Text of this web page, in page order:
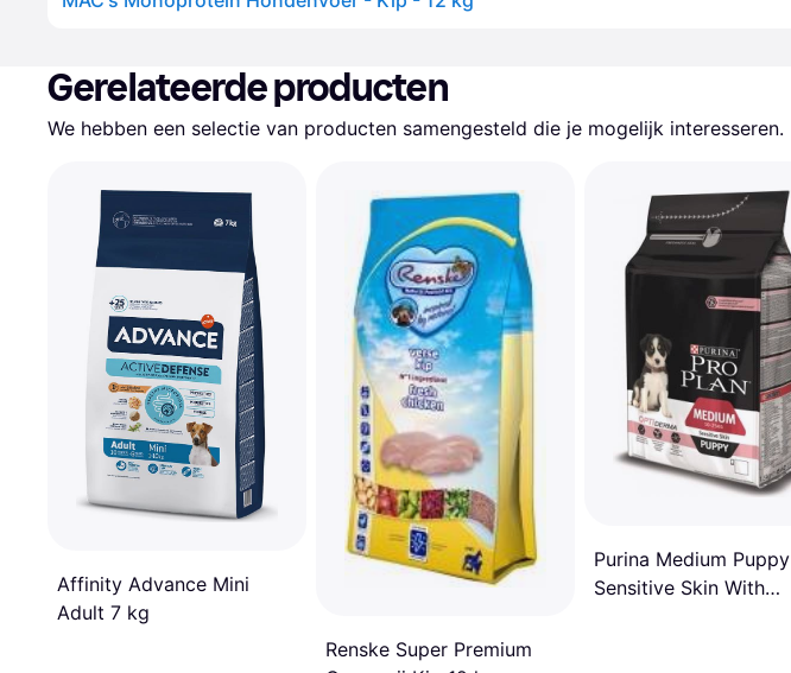
Gerelateerde producten
We hebben een selectie van producten samengesteld die je mogelijk interesseren.
Affinity Advance Mini
Adult 7 kg
Renske Super Premium
Purina Medium Puppy
Sensitive Skin With